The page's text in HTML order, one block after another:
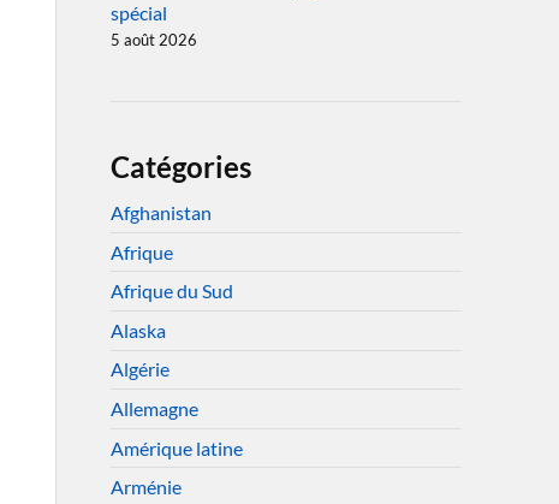
spécial
5 août 2026
Catégories
Afghanistan
Afrique
Afrique du Sud
Alaska
Algérie
Allemagne
Amérique latine
Arménie